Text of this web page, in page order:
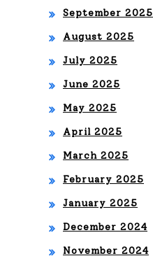
September 2025
August 2025
July 2025
June 2025
May 2025
April 2025
March 2025
February 2025
January 2025
December 2024
November 2024